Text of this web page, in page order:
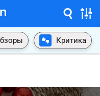
Критика